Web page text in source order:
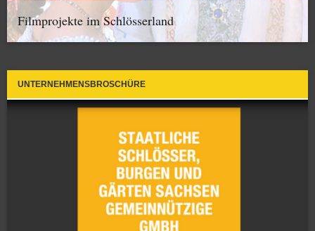
Filmprojekte im Schlösserland
UNTERNEHMENSBROSCHÜRE